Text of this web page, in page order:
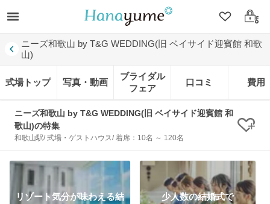
クリップ
ログ
ニーズ和歌山 by T&G WEDDING(旧 ベイサイド迎賓館 和歌
山)
式場トップ 写真・動画
ブライダル
フェア
口コミ 費用
ニーズ和歌山 by T&G WEDDING(旧 ベイサイド迎賓館 和
歌山)の特集
和歌山駅/ 式場・ゲストハウス/ 着席：10名 ～ 120名 ク
リゾート気分が味わえる結
少人数の結婚式で